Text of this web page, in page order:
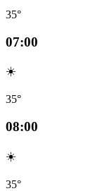
35°
07:00
☀️
35°
08:00
☀️
35°